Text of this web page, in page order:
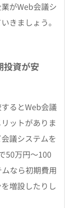
がWeb会議シ
きましょう。
投資が安
るとWeb会議
ットがありま
議システムを
50万円～100
なら初期費用
増設したりし